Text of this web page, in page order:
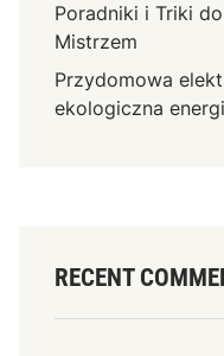
Poradniki i Triki
Mistrzem
Przydomowa
ekologiczna
RECENT